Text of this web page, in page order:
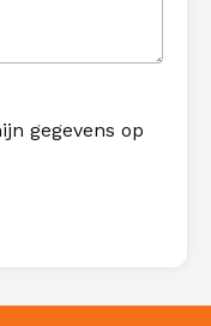
gegevens op